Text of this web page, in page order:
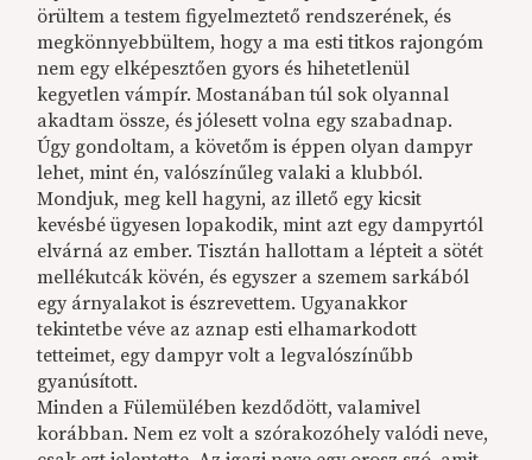
örültem a testem figyelmeztető rendszerének, és
megkönnyebbültem, hogy a ma esti titkos rajongóm
nem egy elképesztően gyors és hihetetlenül
kegyetlen vámpír. Mostanában túl sok olyannal
akadtam össze, és jólesett volna egy szabadnap.
Úgy gondoltam, a követőm is éppen olyan dampyr
lehet, mint én, valószínűleg valaki a klubból.
Mondjuk, meg kell hagyni, az illető egy kicsit
kevésbé ügyesen lopakodik, mint azt egy dampyrtól
elvárná az ember. Tisztán hallottam a lépteit a sötét
mellékutcák kövén, és egyszer a szemem sarkából
egy árnyalakot is észrevettem. Ugyanakkor
tekintetbe véve az aznap esti elhamarkodott
tetteimet, egy dampyr volt a legvalószínűbb
gyanúsított.
Minden a Fülemülében kezdődött, valamivel
korábban. Nem ez volt a szórakozóhely valódi neve,